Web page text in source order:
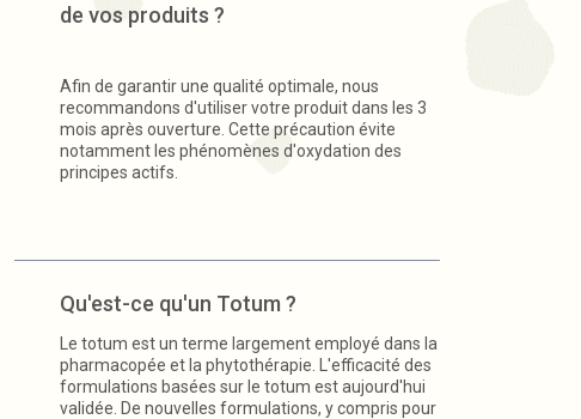
de vos produits ?
Afin de garantir une qualité optimale, nous
recommandons d'utiliser votre produit dans les 3
mois après ouverture. Cette précaution évite
notamment les phénomènes d'oxydation des
principes actifs.
Qu'est-ce qu'un Totum ?
Le totum est un terme largement employé dans la
pharmacopée et la phytothérapie. L'efficacité des
formulations basées sur le totum est aujourd'hui
validée. De nouvelles formulations, y compris pour